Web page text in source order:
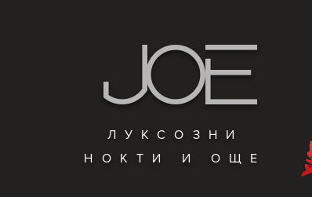
JOE
ЛУКСОЗНИ
НОКТИ И ОЩЕ